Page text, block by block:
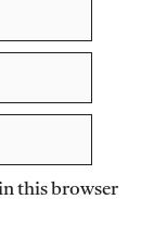
this browser